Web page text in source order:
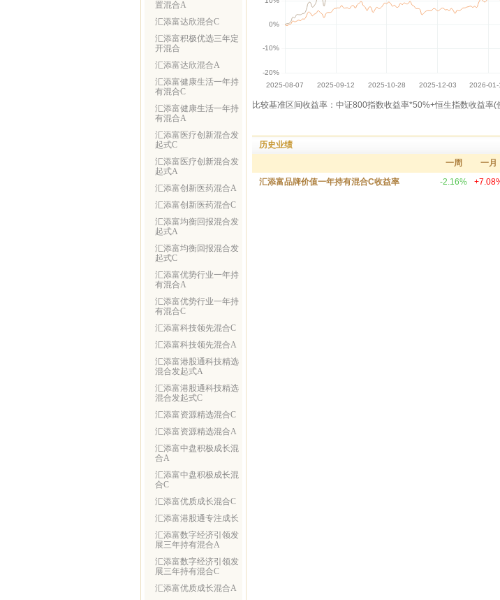
置混合A
汇添富达欣混合C
汇添富积极优选三年定
开混合
汇添富达欣混合A
汇添富健康生活一年持
有混合C
汇添富健康生活一年持
有混合A
汇添富医疗创新混合发
起式C
汇添富医疗创新混合发
起式A
汇添富创新医药混合A
汇添富创新医药混合C
汇添富均衡回报混合发
起式A
汇添富均衡回报混合发
起式C
汇添富优势行业一年持
有混合A
汇添富优势行业一年持
有混合C
汇添富科技领先混合C
汇添富科技领先混合A
汇添富港股通科技精选
混合发起式A
汇添富港股通科技精选
混合发起式C
汇添富资源精选混合C
汇添富资源精选混合A
汇添富中盘积极成长混
合A
汇添富中盘积极成长混
合C
汇添富优质成长混合C
汇添富港股通专注成长
汇添富数字经济引领发
展三年持有混合A
汇添富数字经济引领发
展三年持有混合C
汇添富优质成长混合A
比较基准区间收益率：中证800指数收益率*50%+恒生指数收益
历史业绩
一周 一月
汇添富品牌价值一年持有混合C收益率 -2.16%